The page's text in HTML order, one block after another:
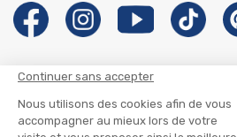
Continuer sans accepter
Nous utilisons des cookies afin de vous
accompagner au mieux lors de votre
Migali
Petite Taupe
Auzou s'engage
Auteurs et illustrateurs Auzou
Suivre mon colis
CGU